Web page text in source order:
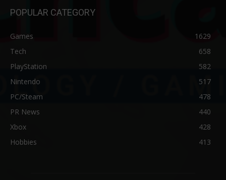
POPULAR CATEGORY
Games
1629
Tech
658
PlayStation
582
Nintendo
517
PC/Steam
478
PR News
440
Xbox
428
Hobbies
413